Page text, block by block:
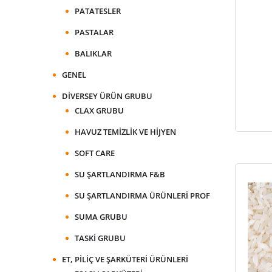
PATATESLER
PASTALAR
BALIKLAR
GENEL
DIVERSEY ÜRÜN GRUBU
CLAX GRUBU
HAVUZ TEMIZLIK VE HIJYEN
SOFT CARE
SU ŞARTLANDIRMA F&B
SU ŞARTLANDIRMA ÜRÜNLERI PROF
SUMA GRUBU
TASKI GRUBU
ET, PILIÇ VE ŞARKÜTERI ÜRÜNLERI